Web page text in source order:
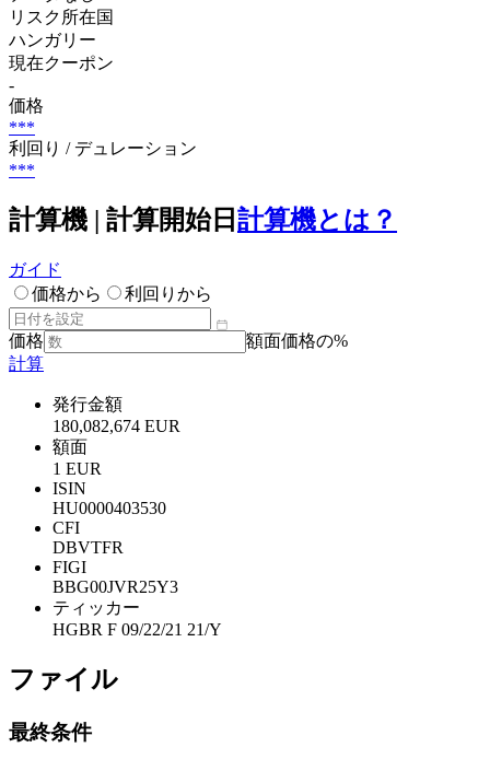
リスク所在国
ハンガリー
現在クーポン
-
価格
***
利回り / デュレーション
***
計算機 | 計算開始日 計算機とは？
ガイド
価格から
利回りから
価格
額面価格の%
計算
発行金額
180,082,674 EUR
額面
1 EUR
ISIN
HU0000403530
CFI
DBVTFR
FIGI
BBG00JVR25Y3
ティッカー
HGBR F 09/22/21 21/Y
ファイル
最終条件